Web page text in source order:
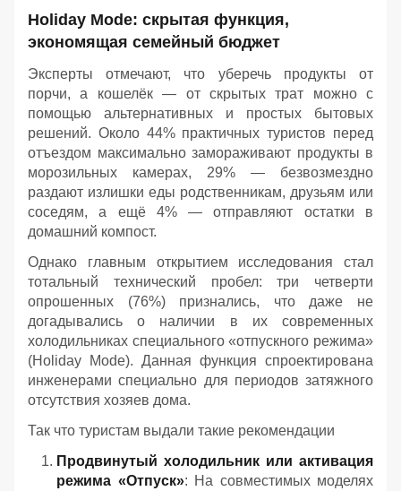
Holiday Mode: скрытая функция,
экономящая семейный бюджет
Эксперты отмечают, что уберечь продукты от
порчи, а кошелёк — от скрытых трат можно с
помощью альтернативных и простых бытовых
решений. Около 44% практичных туристов перед
отъездом максимально замораживают продукты в
морозильных камерах, 29% — безвозмездно
раздают излишки еды родственникам, друзьям или
соседям, а ещё 4% — отправляют остатки в
домашний компост.
Однако главным открытием исследования стал
тотальный технический пробел: три четверти
опрошенных (76%) признались, что даже не
догадывались о наличии в их современных
холодильниках специального «отпускного режима»
(Holiday Mode). Данная функция спроектирована
инженерами специально для периодов затяжного
отсутствия хозяев дома.
Так что туристам выдали такие рекомендации
Продвинутый холодильник или активация
режима «Отпуск»: На совместимых моделях